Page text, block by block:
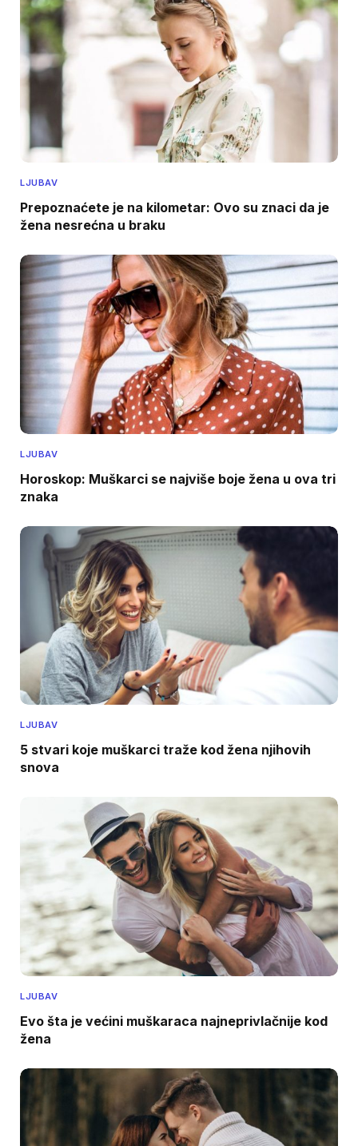
LJUBAV
Prepoznaćete je na kilometar: Ovo su znaci da je
žena nesrećna u braku
LJUBAV
Horoskop: Muškarci se najviše boje žena u ova tri
znaka
LJUBAV
5 stvari koje muškarci traže kod žena njihovih
snova
LJUBAV
Evo šta je većini muškaraca najneprivlačnije kod
žena